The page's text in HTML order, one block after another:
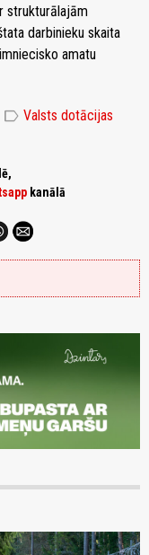
strukturālajām
darbinieku skaita
amatu
label Valsts dotācijas
kanālā